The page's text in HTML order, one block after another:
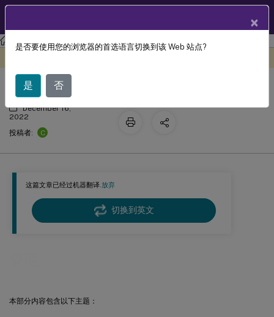
Linux 虚拟投递代理 Citrix Linux 虚拟投递代理 2210
这篇文章已经过机器翻译.放弃
切换到英文
本部分内容包含以下主题：
管理
December 16,
2022
投稿者:
C
×
是否要使用您的浏览器的首选语言切换到该 Web 站点?
是 否